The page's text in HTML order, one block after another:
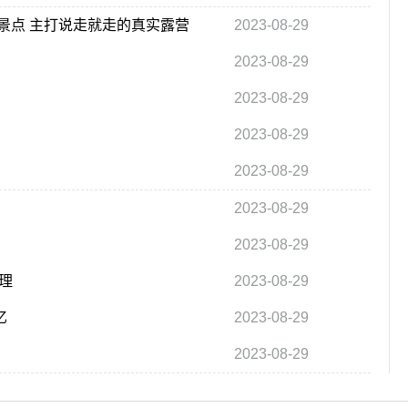
点 主打说走就走的真实露营 2023-08-29
2023-08-29
2023-08-29
2023-08-29
2023-08-29
2023-08-29
2023-08-29
2023-08-29
2023-08-29
2023-08-29